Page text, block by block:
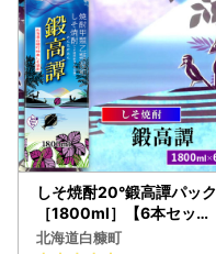
しそ焼酎20°鍛高譚パック
［1800ml］【6本セット
】_I028-0579
北海道白糠町